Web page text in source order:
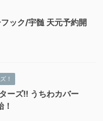
ック/宇髄 天元予約開
！
ーズ!! うちわカバー